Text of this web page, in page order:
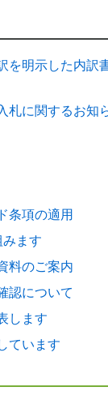
ます
を明示した内訳
札に関するお知
条項の適用
ます
料のご案内
認について
します
ています